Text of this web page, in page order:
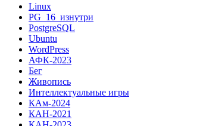
Linux
PG_16_изнутри
PostgreSQL
Ubuntu
WordPress
АФК-2023
Бег
Живопись
Интеллектуальные игры
КАм-2024
КАН-2021